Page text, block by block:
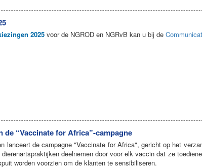
2025 voor de NGROD en NGRvB kan u bij de
de “Vaccinate for Africa”-campagne
lanceert de campagne "Vaccinate for Africa", gericht op het
deelnemen door voor elk vaccin dat ze
worden voorzien om de klanten te sensibiliseren.